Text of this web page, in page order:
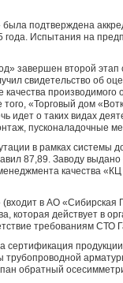
подтверждена
года. Испытания на
завершен второй
свидетельство об
«Торговый дом
о таких видах
пусконаладочные
в рамках системы
87,89. Заводу выдано
качества
в АО
которая действует в
требованиям СТО
обратный